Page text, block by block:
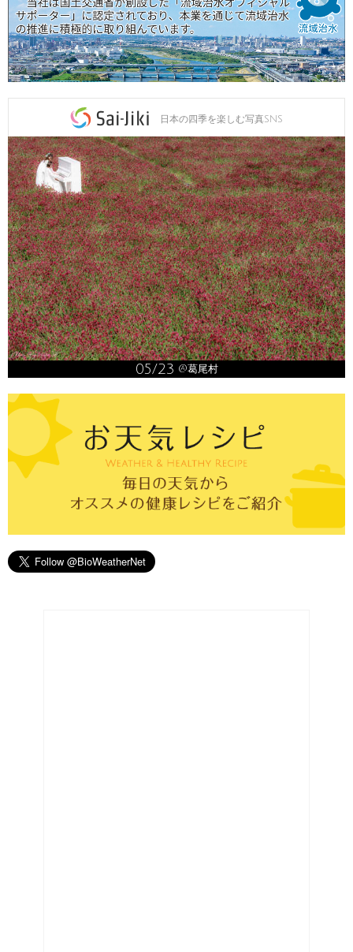
日本の四季を楽しむ写真SNS
05/23 @葛尾村